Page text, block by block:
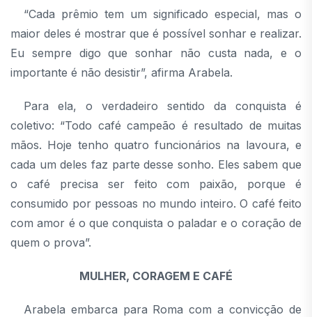
“Cada prêmio tem um significado especial, mas o
maior deles é mostrar que é possível sonhar e realizar.
Eu sempre digo que sonhar não custa nada, e o
importante é não desistir”, afirma Arabela.
Para ela, o verdadeiro sentido da conquista é
coletivo: “Todo café campeão é resultado de muitas
mãos. Hoje tenho quatro funcionários na lavoura, e
cada um deles faz parte desse sonho. Eles sabem que
o café precisa ser feito com paixão, porque é
consumido por pessoas no mundo inteiro. O café feito
com amor é o que conquista o paladar e o coração de
quem o prova”.
MULHER, CORAGEM E CAFÉ
Arabela embarca para Roma com a convicção de